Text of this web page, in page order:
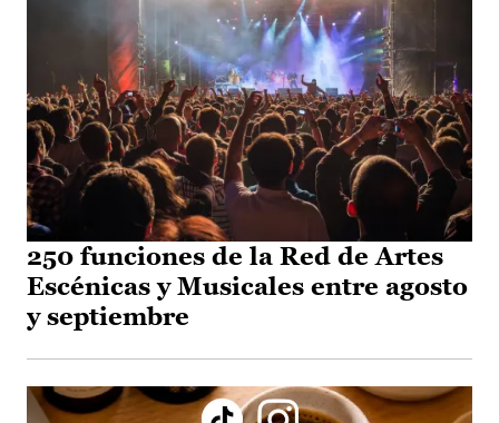
250 funciones de la Red de Artes
Escénicas y Musicales entre agosto
y septiembre